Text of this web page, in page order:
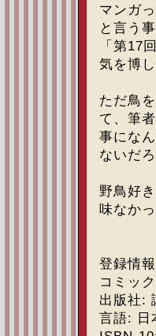
マンガ
と言う
「第17
気を博
ただ鳥
て、筆
事にな
ないだ
野鳥好
味なか
登録情報
コミッ
出版社:
言語: 日